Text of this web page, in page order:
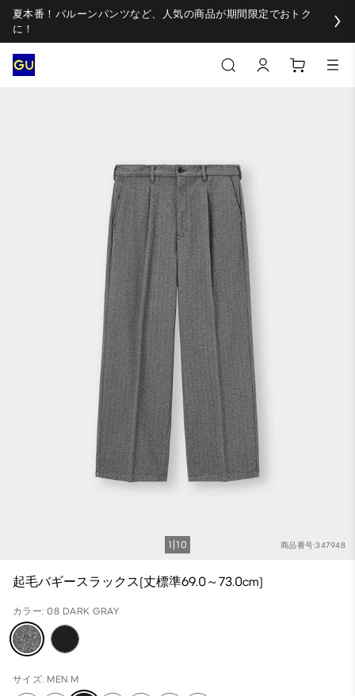
夏本番！バルーンパンツなど、人気の商品が期間限定でおトク
に！
商品番号:347948
1 10
起毛バギースラックス(丈標準69.0～73.0cm)
カラー: 08 DARK GRAY
サイズ: MEN M